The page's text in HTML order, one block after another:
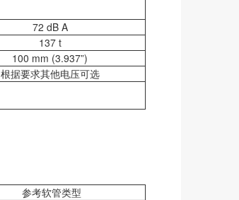
72 dB A
137 t
100 mm (3.937”)
根据要求其他电压可选
参考软管类型